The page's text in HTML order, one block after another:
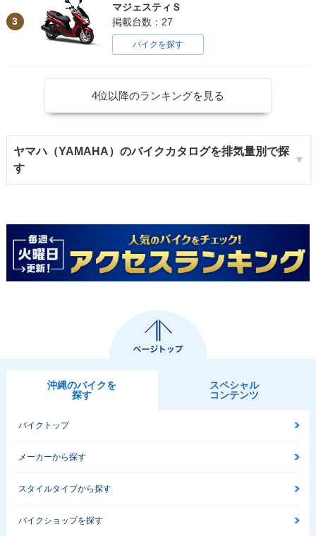
3
マジェスティＳ
掲載台数：27
バイクを探す
4位以降のランキングを見る
ヤマハ（YAMAHA）のバイクカタログを排気量別で探
す
沖縄のバイクを
探す
スペシャル
コンテンツ
バイクトップ
メーカーから探す
スタイルタイプから探す
バイクショップを探す